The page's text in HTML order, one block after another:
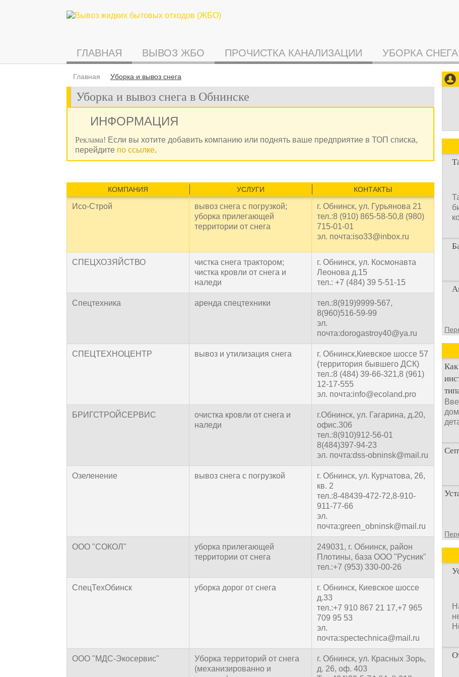
ГЛАВНАЯ ВЫВОЗ ЖБО ПРОЧИСТКА КАНАЛИЗАЦИИ УБОРКА СНЕГА
Главная Уборка и вывоз снега
Уборка и вывоз снега в Обнинске
ИНФОРМАЦИЯ
Реклама! Если вы хотите добавить компанию или поднять ваше предприятие в ТОП списка,
перейдите по ссылке.
КОМПАНИЯ УСЛУГИ КОНТАКТЫ
Исо-Строй
вывоз снега с погрузкой;
уборка прилегающей
территории от снега
г. Обнинск, ул. Гурьянова 21
тел.:8 (910) 865-58-50,8 (980)
715-01-01
эл. почта:iso33@inbox.ru
СПЕЦХОЗЯЙСТВО
чистка снега трактором;
чистка кровли от снега и
наледи
г. Обнинск, ул. Космонавта
Леонова д.15
тел.: +7 (484) 39 5-51-15
Спецтехника аренда спецтехники
тел.:8(919)9999-567,
8(960)516-59-99
эл.
почта:dorogastroy40@ya.ru
СПЕЦТЕХНОЦЕНТР вывоз и утилизация снега
г. Обнинск,Киевское шоссе 57
(территория бывшего ДСК)
тел.:8 (484) 39-66-321,8 (961)
12-17-555
эл. почта:info@ecoland.pro
БРИГСТРОЙСЕРВИС
очистка кровли от снега и
наледи
г.Обнинск, ул. Гагарина, д.20,
офис.306
тел.:8(910)912-56-01
8(484)397-94-23
эл. почта:dss-obninsk@mail.ru
Озеленение вывоз снега с погрузкой
г. Обнинск, ул. Курчатова, 26,
кв. 2
тел.:8-48439-472-72,8-910-
911-77-66
эл.
почта:green_obninsk@mail.ru
ООО "СОКОЛ"
уборка прилегающей
территории от снега
249031, г. Обнинск, район
Плотины, база ООО "Русник"
тел.:+7 (953) 330-00-26
СпецТехОбинск уборка дорог от снега
г. Обнинск, Киевское шоссе
д.33
тел.:+7 910 867 21 17,+7 965
709 95 53
эл.
почта:spectechnica@mail.ru
ООО "МДС-Экосервис"
Уборка территорий от снега
(механизированно и
г. Обнинск, ул. Красных Зорь,
д. 26, оф. 403
При